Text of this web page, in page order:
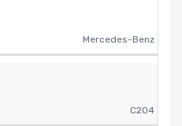
Mercedes-Benz
C204